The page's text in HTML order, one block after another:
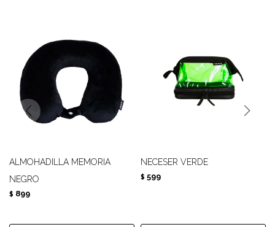
ALMOHADILLA MEMORIA
NEGRO
$ 899
NECESER VERDE
$ 599